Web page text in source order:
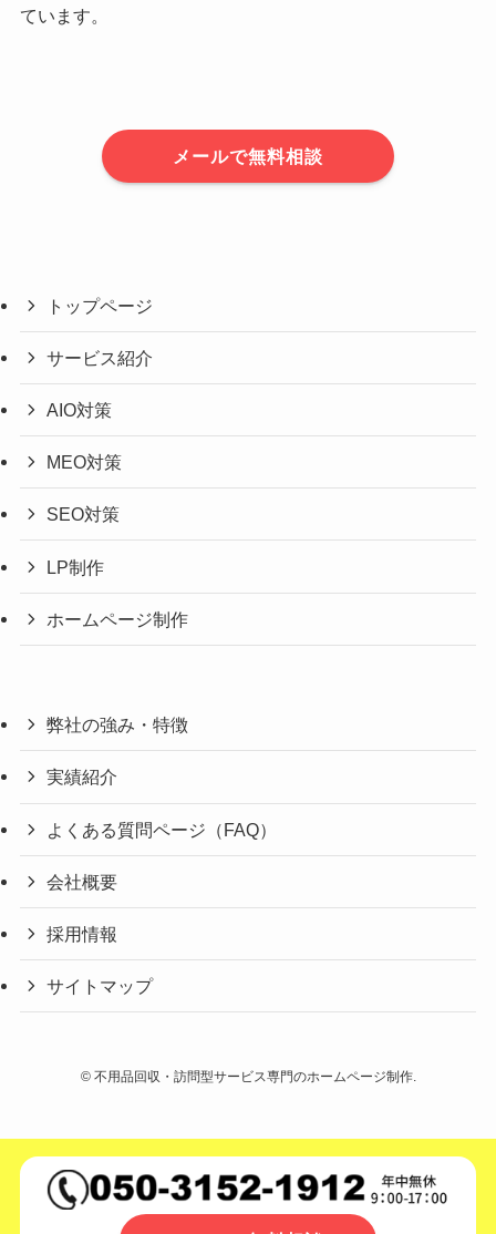
ています。
メールで無料相談
トップページ
サービス紹介
AIO対策
MEO対策
SEO対策
LP制作
ホームページ制作
弊社の強み・特徴
実績紹介
よくある質問ページ（FAQ）
会社概要
採用情報
サイトマップ
©不用品回収・訪問型サービス専門のホームページ制作.